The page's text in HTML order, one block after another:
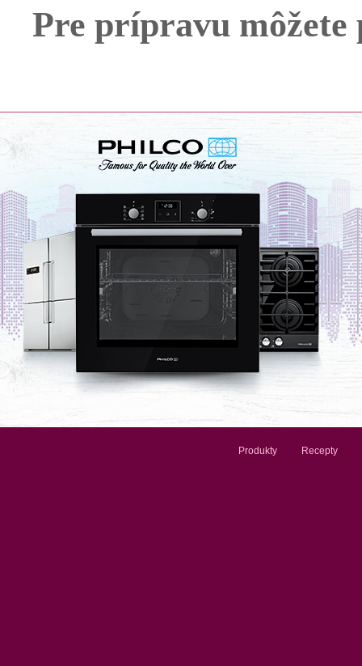
Pre prípravu
Produkty Recepty